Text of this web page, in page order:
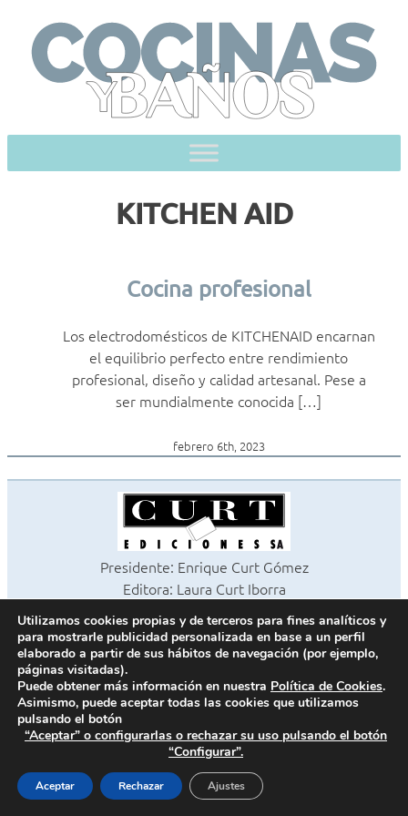
content
KITCHEN AID
Cocina profesional
Los electrodomésticos de KITCHENAID encarnan
el equilibrio perfecto entre rendimiento
profesional, diseño y calidad artesanal. Pese a
ser mundialmente conocida […]
febrero 6th, 2023
Presidente: Enrique Curt Gómez
Editora: Laura Curt Iborra
Todos los derechos reservados
Paseo de Gracia, 63. 1º 2ª. 08008 Barcelona -933 180 101
Fax 933 183 505
Política de cookies
Política de privacidad
Contacto
Utilizamos cookies propias y de terceros para fines analíticos y
para mostrarle publicidad personalizada en base a un perfil
elaborado a partir de sus hábitos de navegación (por ejemplo,
páginas visitadas).
Puede obtener más información en nuestra Política de Cookies.
Asimismo, puede aceptar todas las cookies que utilizamos
pulsando el botón
“Aceptar” o configurarlas o rechazar su uso pulsando el botón
“Configurar”.
Aceptar Rechazar Ajustes